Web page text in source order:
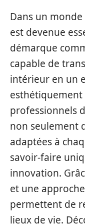
Dans un monde
est devenue
démarque
capable de
intérieur en un
esthétiquement
professionnels
non seulement
adaptées à
savoir-faire
innovation.
et une
permettent de
lieux de vie.